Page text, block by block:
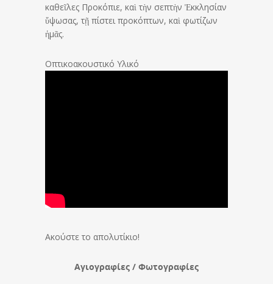
καθεῖλες Προκόπιε, καὶ τὴν σεπτὴν Ἐκκλησίαν
ὕψωσας, τῇ πίστει προκόπτων, καὶ φωτίζων
ἡμᾶς.
Οπτικοακουστικό Υλικό
Ακούστε το απολυτίκιο!
Αγιογραφίες / Φωτογραφίες